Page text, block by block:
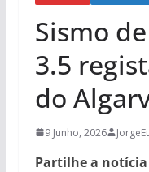
Sismo
3.5
do
9 Junho, 2026
Partilhe a notícia